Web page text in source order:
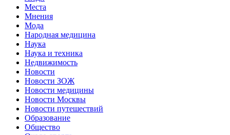
Места
Мнения
Мода
Народная медицина
Наука
Наука и техника
Недвижимость
Новости
Новости ЗОЖ
Новости медицины
Новости Москвы
Новости путешествий
Образование
Общество